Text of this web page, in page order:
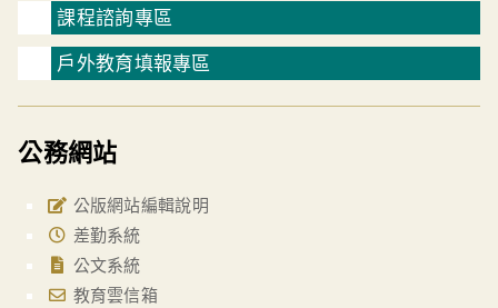
課程諮詢專區
戶外教育填報專區
公務網站
公版網站編輯說明
差勤系統
公文系統
教育雲信箱